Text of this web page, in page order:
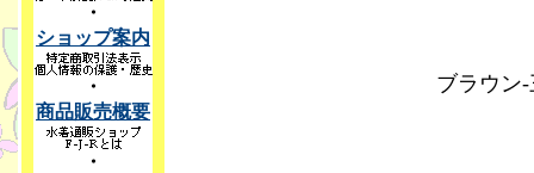
ブラウン-
・
ショップ案内
・
商品販売概要
・